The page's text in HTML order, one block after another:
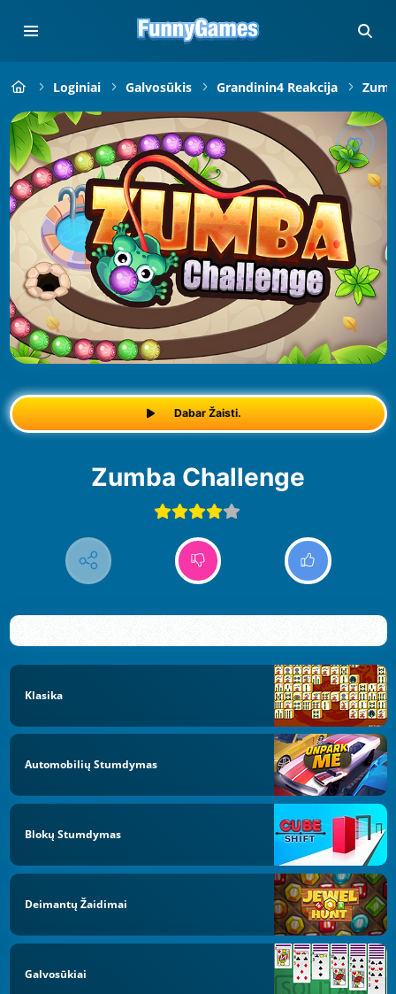
Loginiai Galvosūkis Grandinin4 Reakcija Zuma
Dabar Žaisti.
Zumba Challenge
Klasika
Automobilių Stumdymas
Blokų Stumdymas
Deimantų Žaidimai
Galvosūkiai